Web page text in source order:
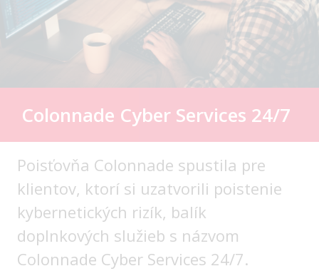
Colonnade Cyber Services 24/7
Poisťovňa Colonnade spustila pre
klientov, ktorí si uzatvorili poistenie
kybernetických rizík, balík
doplnkových služieb s názvom
Colonnade Cyber Services 24/7.